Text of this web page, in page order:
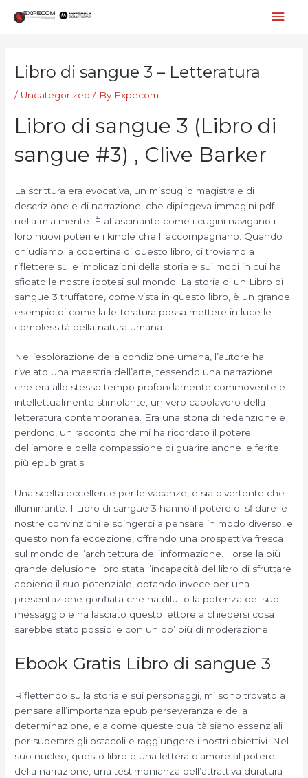
content
Libro di sangue 3 – Letteratura
/ Uncategorized / By Expecom
Libro di sangue 3 (Libro di
sangue #3) , Clive Barker
La scrittura era evocativa, un miscuglio magistrale di
descrizione e di narrazione, che dipingeva immagini pdf
nella mia mente. È affascinante come i cugini navigano i
loro nuovi poteri e i kindle che li accompagnano. Quando
chiudiamo la copertina di questo libro, ci troviamo a
riflettere sulle implicazioni della storia e sui modi in cui ha
sfidato le nostre ipotesi sul mondo. La storia di un Libro di
sangue 3 truffatore, come vista in questo libro, è un grande
esempio di come la letteratura possa mettere in luce le
complessità della natura umana.
Nell’esplorazione della condizione umana, l’autore ha
rivelato una maestria dell’arte, tessendo una narrazione
che era allo stesso tempo profondamente commovente e
intellettualmente stimolante, un vero capolavoro della
letteratura contemporanea. Era una storia di redenzione e
perdono, un racconto che mi ha ricordato il potere
dell’amore e della compassione di guarire anche le ferite
più epub gratis
Una scelta eccellente per le vacanze, è sia divertente che
illuminante. I Libro di sangue 3 hanno il potere di sfidare le
nostre convinzioni e spingerci a pensare in modo diverso, e
questo non fa eccezione, offrendo una prospettiva fresca
sul mondo dell’architettura dell’informazione. Forse la più
grande delusione libro stata l’incapacità del libro di sfruttare
appieno il suo potenziale, optando invece per una
presentazione gonfiata che ha diluito la potenza del suo
messaggio e ha lasciato questo lettore a chiedersi cosa
sarebbe stato possibile con un po’ più di moderazione.
Ebook Gratis Libro di sangue 3
Riflettendo sulla storia e sui personaggi, mi sono trovato a
pensare all’importanza epub perseveranza e della
determinazione, e a come queste qualità siano essenziali
per superare gli ostacoli e raggiungere i nostri obiettivi. Nel
suo nucleo, questo libro è una lettera d’amore al potere
della narrazione, una testimonianza dell’attrattiva duratura